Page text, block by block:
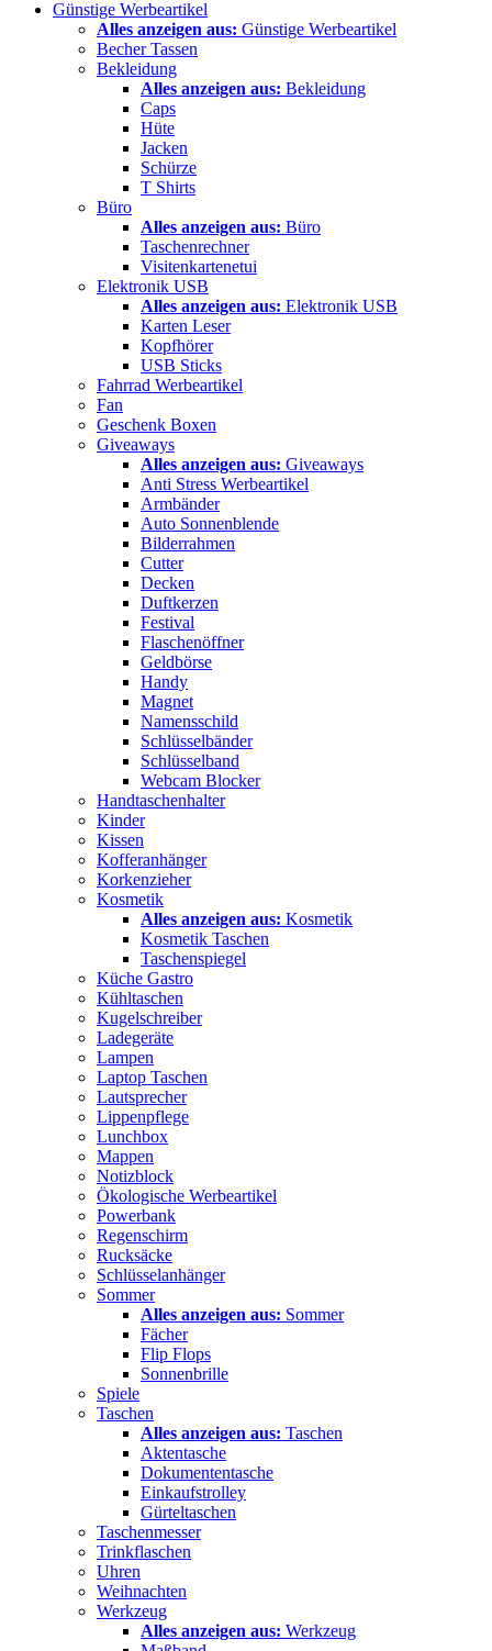
Günstige Werbeartikel
Alles anzeigen aus: Günstige Werbeartikel
Becher Tassen
Bekleidung
Alles anzeigen aus: Bekleidung
Caps
Hüte
Jacken
Schürze
T Shirts
Büro
Alles anzeigen aus: Büro
Taschenrechner
Visitenkartenetui
Elektronik USB
Alles anzeigen aus: Elektronik USB
Karten Leser
Kopfhörer
USB Sticks
Fahrrad Werbeartikel
Fan
Geschenk Boxen
Giveaways
Alles anzeigen aus: Giveaways
Anti Stress Werbeartikel
Armbänder
Auto Sonnenblende
Bilderrahmen
Cutter
Decken
Duftkerzen
Festival
Flaschenöffner
Geldbörse
Handy
Magnet
Namensschild
Schlüsselbänder
Schlüsselband
Webcam Blocker
Handtaschenhalter
Kinder
Kissen
Kofferanhänger
Korkenzieher
Kosmetik
Alles anzeigen aus: Kosmetik
Kosmetik Taschen
Taschenspiegel
Küche Gastro
Kühltaschen
Kugelschreiber
Ladegeräte
Lampen
Laptop Taschen
Lautsprecher
Lippenpflege
Lunchbox
Mappen
Notizblock
Ökologische Werbeartikel
Powerbank
Regenschirm
Rucksäcke
Schlüsselanhänger
Sommer
Alles anzeigen aus: Sommer
Fächer
Flip Flops
Sonnenbrille
Spiele
Taschen
Alles anzeigen aus: Taschen
Aktentasche
Dokumententasche
Einkaufstrolley
Gürteltaschen
Taschenmesser
Trinkflaschen
Uhren
Weihnachten
Werkzeug
Alles anzeigen aus: Werkzeug